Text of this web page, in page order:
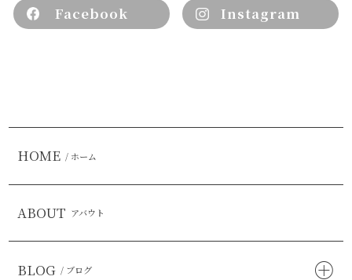
Facebook Instagram
HOME / ホーム
ABOUT アバウト
BLOG / ブログ